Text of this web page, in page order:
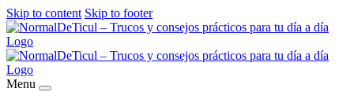
Skip to content Skip to footer
Menu